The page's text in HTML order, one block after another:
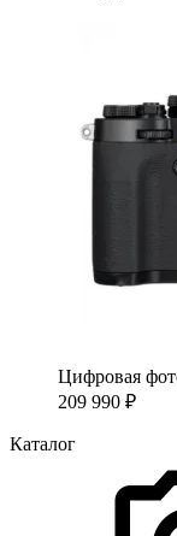
Цифровая
209 990 ₽
Каталог